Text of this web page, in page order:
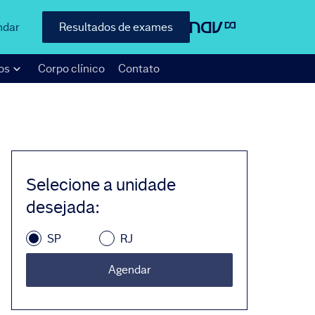
Resultados de exames
Corpo clínico Contato
Selecione a unidade
desejada:
SP RJ
Agendar